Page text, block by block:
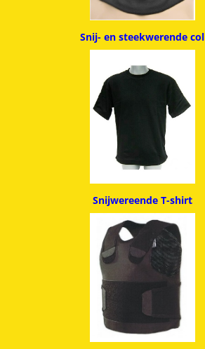
Snij- en steekwerende col
Snijwereende T-shirt